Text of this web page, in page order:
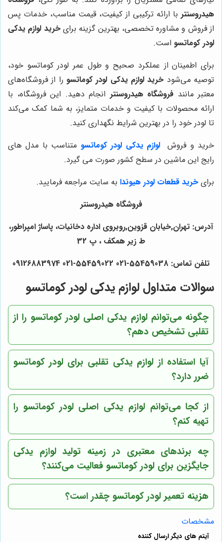
هیدروسنتر با ارائه ترکیبی از کیفیت، قیمت مناسب، خدمات پس
از فروش و مشاوره تخصصی، بهترین گزینه برایخرید لوازم یدکی
لودر کوماتسو است.
برای اطمینان از عملکرد صحیح و طول عمر لودر کوماتسو خود،
توصیه می‌شود خرید لوازم یدکی لودر کوماتسو را از فروشگاه‌های
معتبر مانند فروشگاه هیدروسنتر انجام دهید. این فروشگاه، با
ارائه محصولات با کیفیت و خدمات متمایز، به شما کمک می‌کند
تا لودر خود را در بهترین شرایط نگهداری کنید.
خرید و فروش لوازم یدکی لودر کوماتسو متناسب با مدل های
رایج این ماشین در سطح کشور صورت می گیرد.
برای خرید قطعات لودر هیوندا به سایت مراجعه فرمایید.
فروشگاه هیدروسنتر
آدرس: تهران,خیابان قزوین,روبروی اداره دخانیات، پاساژ امپراطور،
ط زیر همکف ، پ 32
تلفن تماس: 55459038-021 55459022-021 09126883974
سوالات متداول لوازم یدکی لودر کوماتسو
چگونه می‌توانم لوازم یدکی اصلی لودر کوماتسو را از
تقلبی تشخیص دهم؟
آیا استفاده از لوازم یدکی تقلبی برای لودر کوماتسو
ضرر دارد؟
از کجا می‌توانم لوازم یدکی اصلی لودر کوماتسو را
تهیه کنم؟
چه برندهای معتبری در زمینه تولید لوازم یدکی
جایگزین برای لودر کوماتسو فعالیت می‌کنند؟
هزینه تعمیر لودر کوماتسو چقدر است؟
مشخصات